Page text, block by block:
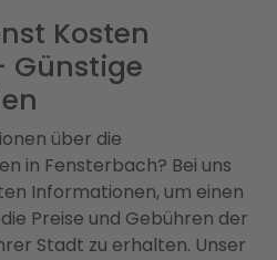
Kosten
Günstige
über die
in Fensterbach? Bei uns
Informationen, um einen
Preise und Gebühren der
Stadt zu erhalten. Unser